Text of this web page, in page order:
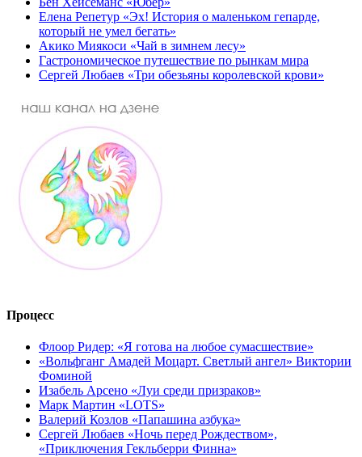
Елена Репетур «Эх! История о маленьком гепарде,
который не умел бегать»
Акико Миякоси «Чай в зимнем лесу»
Гастрономическое путешествие по рынкам мира
Сергей Любаев «Три обезьяны королевской крови»
Процесс
Флоор Ридер: «Я готова на любое сумасшествие»
«Вольфганг Амадей Моцарт. Светлый ангел» Виктории
Фоминой
Изабель Арсено «Луи среди призраков»
Марк Мартин «LOTS»
Валерий Козлов «Папашина азбука»
Сергей Любаев «Ночь перед Рождеством»,
«Приключения Гекльберри Финна»